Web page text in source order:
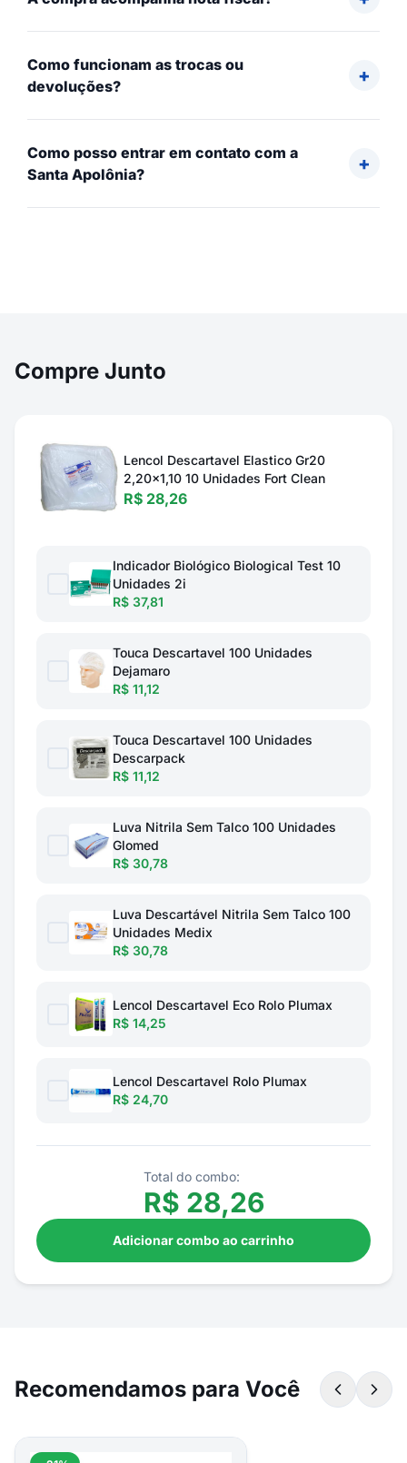
Como funcionam as trocas ou
devoluções?
Como posso entrar em contato com a
Santa Apolônia?
Compre Junto
Lencol Descartavel Elastico Gr20
2,20x1,10 10 Unidades Fort Clean
R$ 28,26
Indicador Biológico Biological Test 10
Unidades 2i
R$ 37,81
Touca Descartavel 100 Unidades
Dejamaro
R$ 11,12
Touca Descartavel 100 Unidades
Descarpack
R$ 11,12
Luva Nitrila Sem Talco 100 Unidades
Glomed
R$ 30,78
Luva Descartável Nitrila Sem Talco 100
Unidades Medix
R$ 30,78
Lencol Descartavel Eco Rolo Plumax
R$ 14,25
Lencol Descartavel Rolo Plumax
R$ 24,70
Total do combo:
R$ 28,26
Adicionar combo ao carrinho
Recomendamos para Você